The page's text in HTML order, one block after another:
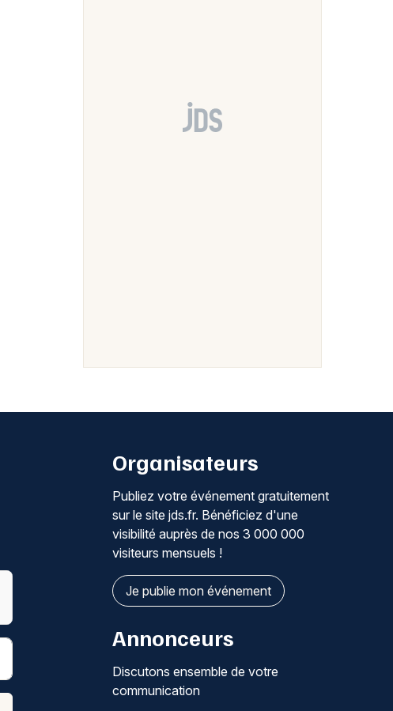
Organisateurs
Publiez votre événement gratuitement
sur le site jds.fr. Bénéficiez d'une
visibilité auprès de nos 3 000 000
visiteurs mensuels !
Je publie mon événement
Annonceurs
Discutons ensemble de votre
communication